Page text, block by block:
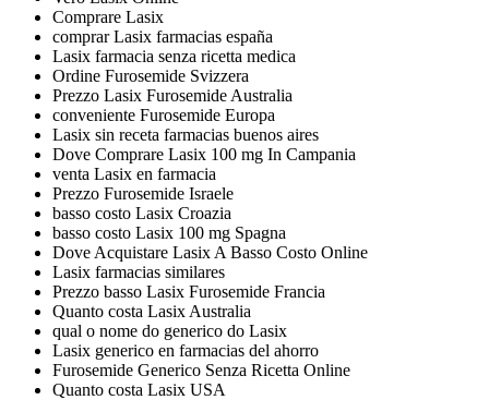
Comprare Lasix
comprar Lasix farmacias españa
Lasix farmacia senza ricetta medica
Ordine Furosemide Svizzera
Prezzo Lasix Furosemide Australia
conveniente Furosemide Europa
Lasix sin receta farmacias buenos aires
Dove Comprare Lasix 100 mg In Campania
venta Lasix en farmacia
Prezzo Furosemide Israele
basso costo Lasix Croazia
basso costo Lasix 100 mg Spagna
Dove Acquistare Lasix A Basso Costo Online
Lasix farmacias similares
Prezzo basso Lasix Furosemide Francia
Quanto costa Lasix Australia
qual o nome do generico do Lasix
Lasix generico en farmacias del ahorro
Furosemide Generico Senza Ricetta Online
Quanto costa Lasix USA